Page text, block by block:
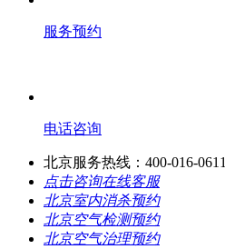
服务预约
电话咨询
北京服务热线：400-016-0611
点击咨询在线客服
北京室内消杀预约
北京空气检测预约
北京空气治理预约